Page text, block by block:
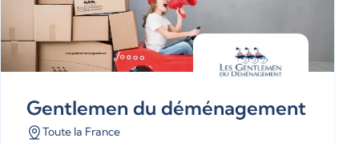
Gentlemen du déménagement
Toute la France